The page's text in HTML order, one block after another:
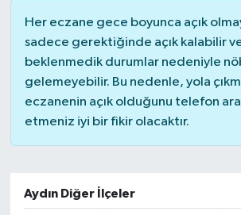
Her eczane gece boyunca açık
sadece gerektiğinde açık kalabilir
beklenmedik durumlar nedeniyle
gelemeyebilir. Bu nedenle, yola
eczanenin açık olduğunu telefon
etmeniz iyi bir fikir olacaktır.
Aydın Diğer İlçeler